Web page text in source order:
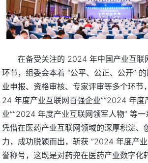
在备受关注的 2024 年中国产业互联
环节，组委会本着 “公平、公正、公开”
业申报、资格审核、专家评审等多个环节
24 年度产业互联网百强企业”“2024 年度
业”“2024 年度产业互联网领军人物” 等
凭借在医药产业互联网领域的深厚积淀、
力，成功脱颖而出，斩获 “2024 年度产
誉称号，这既是对药兜在医药产业数字化